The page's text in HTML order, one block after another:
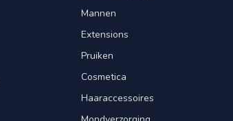
Mannen
Extensions
Pruiken
Cosmetica
Haaraccessoires